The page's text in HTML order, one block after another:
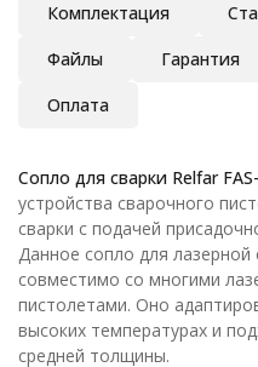
Комплектация
Файлы
Гарантия
Оплата
Сопло для сварки Relfar
устройства сварочного
сварки с подачей
Данное сопло для лазерной
совместимо со многими
пистолетами. Оно
высоких температурах и
средней толщины.